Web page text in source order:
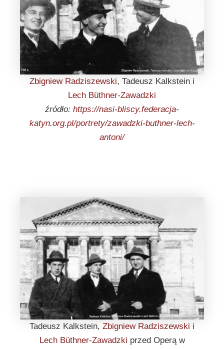
Zbigniew Radziszewski, Tadeusz Kalkstein i
Lech Büthner-Zawadzki
źródło: https://nasi-bliscy.federacja-
katyn.org.pl/portrety/zawadzki-buthner-lech-
antoni/
Tadeusz Kalkstein, Zbigniew Radziszewski i
Lech Büthner-Zawadzki przed Operą w